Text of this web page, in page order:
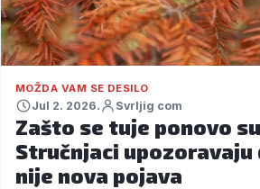
MOŽDA VAM SE DESILO
Jul 2. 2026. Svrljig com
Zašto se tuje ponovo
Stručnjaci upozoravaju
nije nova pojava